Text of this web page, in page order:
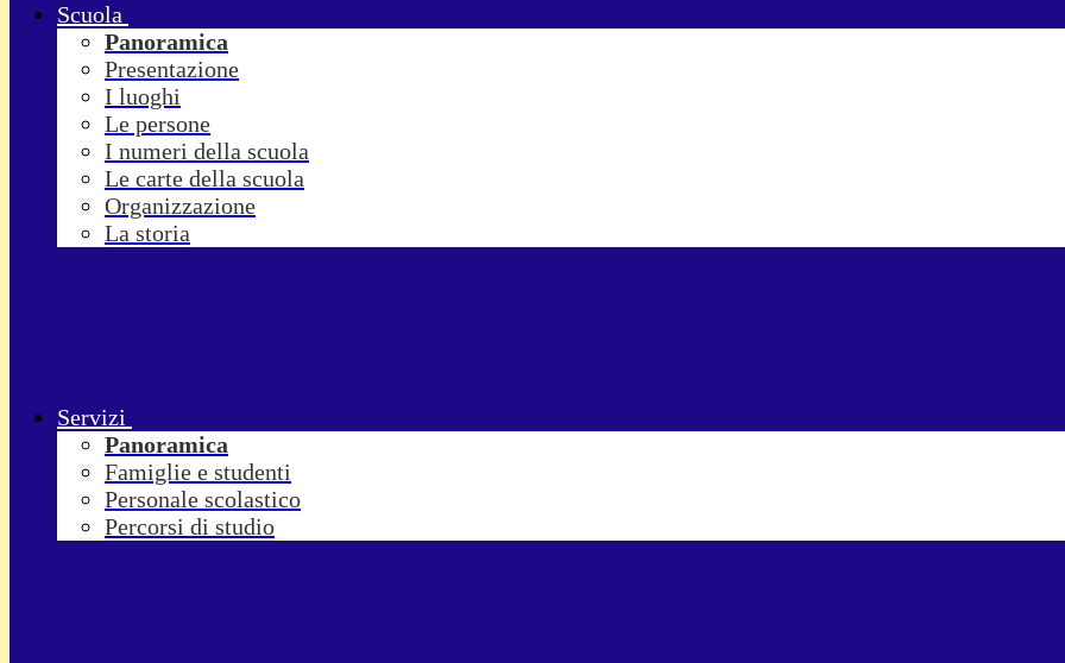
Scuola
Panoramica
Presentazione
I luoghi
Le persone
I numeri della scuola
Le carte della scuola
Organizzazione
La storia
Servizi
Panoramica
Famiglie e studenti
Personale scolastico
Percorsi di studio